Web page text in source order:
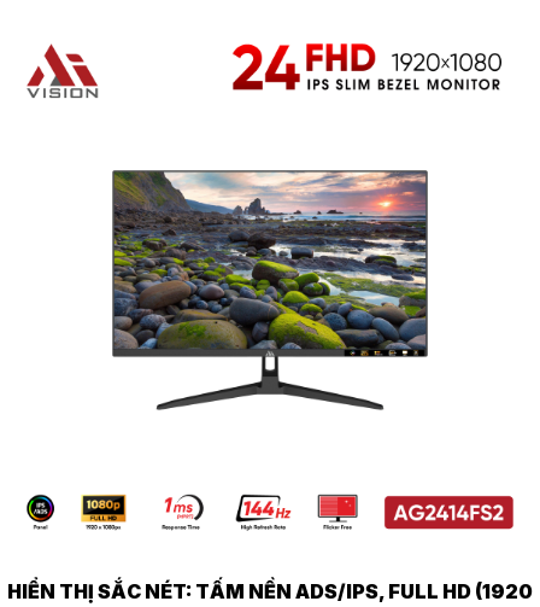
HIỂN THỊ SẮC NÉT: TẤM NỀN ADS/IPS, FULL HD (1920